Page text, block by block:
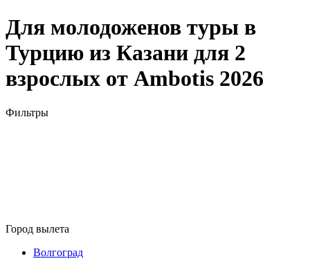
Для молодоженов туры в
Турцию из Казани для 2
взрослых от Ambotis 2026
Фильтры
Город вылета
Волгоград